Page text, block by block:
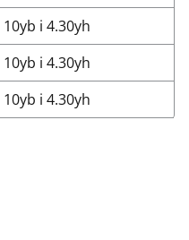
10yb i 4.30yh
10yb i 4.30yh
10yb i 4.30yh